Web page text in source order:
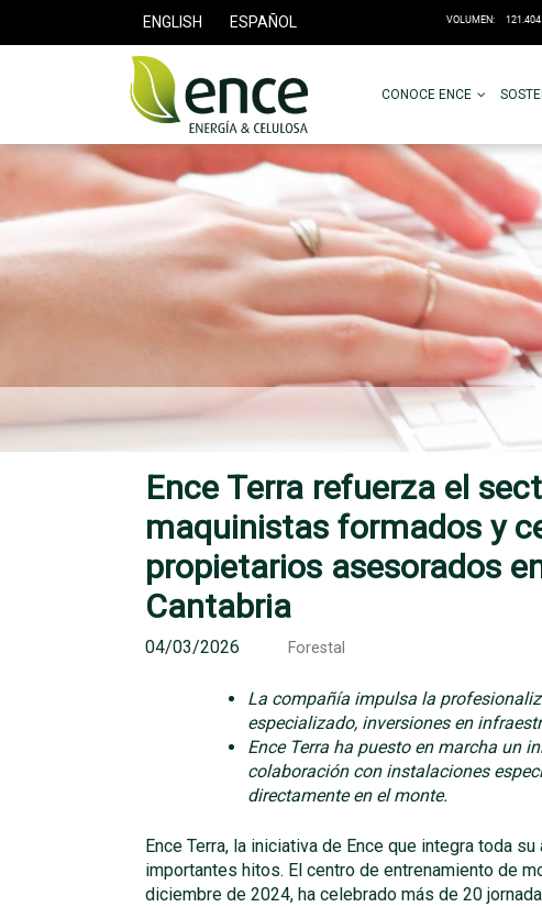
ENGLISH ESPAÑOL
CONOCE ENCE
Ence Terra refuerza el
maquinistas formados y
propietarios asesorados
Cantabria
04/03/2026 Forestal
La compañía impulsa la
especializado, inversiones en
Ence Terra ha puesto en marcha un
colaboración con instalaciones
directamente en el monte.
Ence Terra, la iniciativa de Ence que integra toda
importantes hitos. El centro de entrenamiento de
diciembre de 2024, ha celebrado más de 20